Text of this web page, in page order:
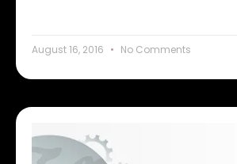
August 16, 2016 No Comments